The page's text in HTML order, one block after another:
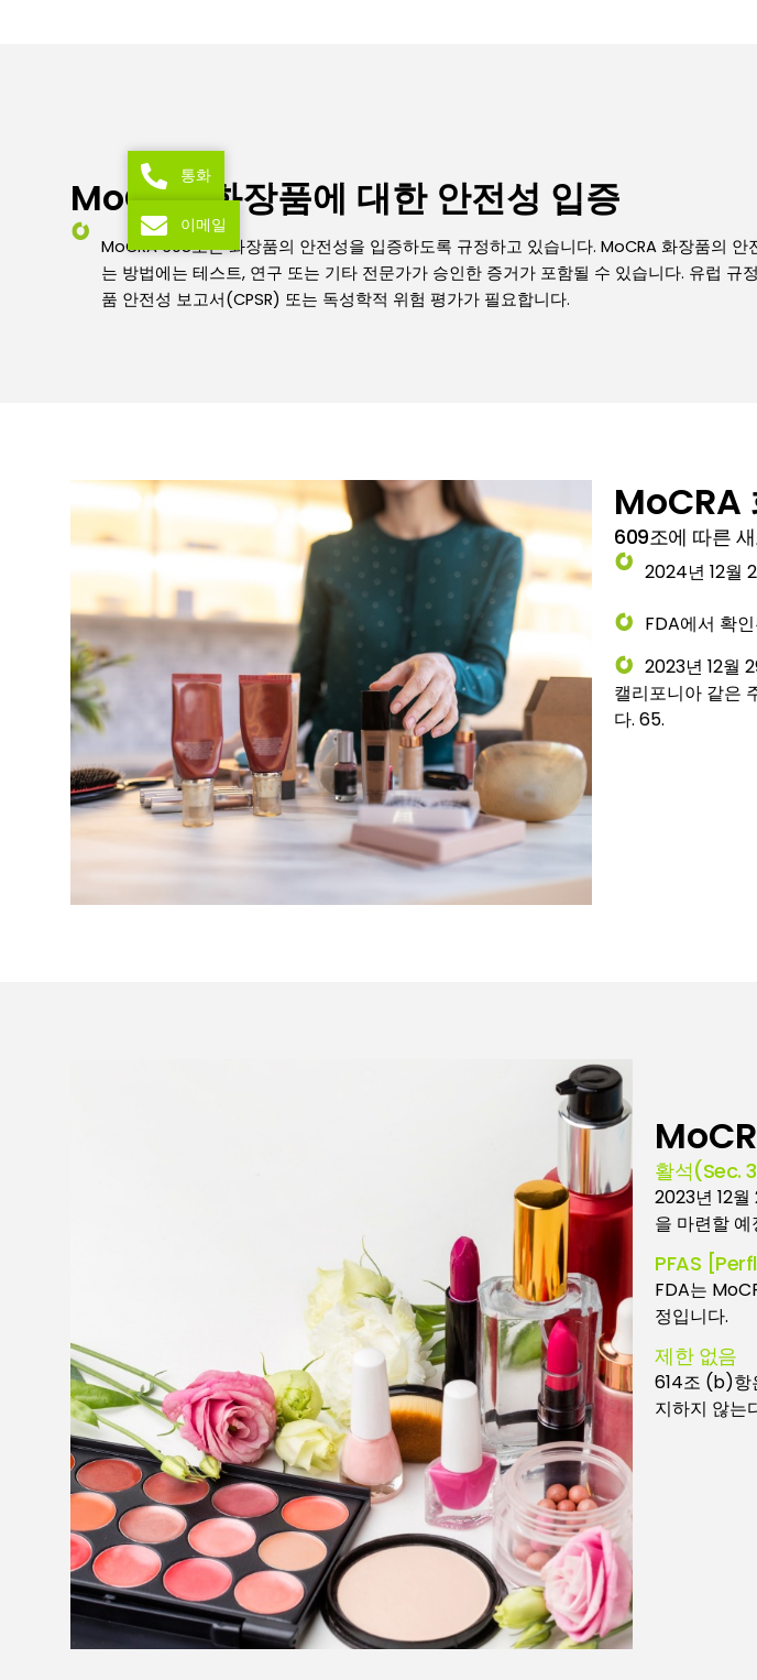
MoCRA 화장품에 대한 안전성 입증
MoCRA 608조는 화장품의 안전성을 입증하도록 규정하고 있습니다. MoCRA 화장품의 안
는 방법에는 테스트, 연구 또는 기타 전문가가 승인한 증거가 포함될 수 있습니다. 유럽 규
품 안전성 보고서(CPSR) 또는 독성학적 위험 평가가 필요합니다.
MoCRA
609조에 따른
2024년 12월
FDA에서 확
2023년 12월
캘리포니아 같은
다. 65.
활석(Sec.
2023년 12
을 마련할 예
PFAS
FDA는
정입니다.
제한 없음
614조 (b)항
지하지 않는
통화
이메일